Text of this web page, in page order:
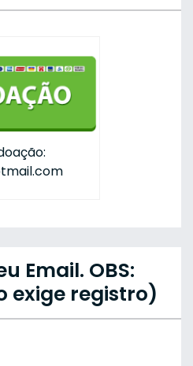
Email. OBS:
exige registro)